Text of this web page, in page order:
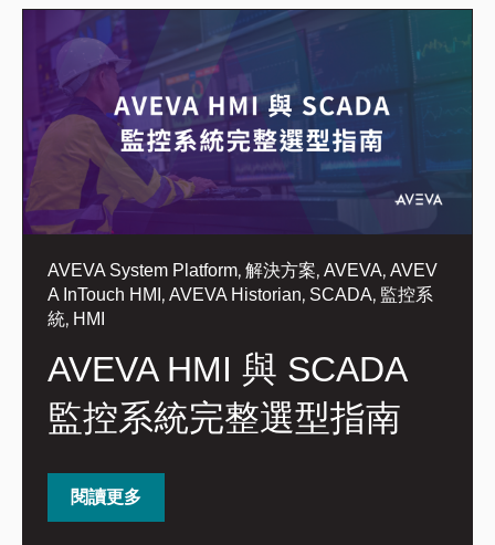
AVEVA System Platform,解決方案,AVEVA,AVEV
A InTouch HMI ,AVEVA Historian, SCADA, 監控系
統, HMI
AVEVA HMI 與 SCADA
監控系統完整選型指南
閱讀更多